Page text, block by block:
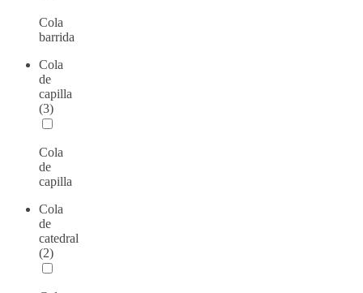
Cola
barrida
Cola
de
capilla
(3)
Cola
de
capilla
Cola
de
catedral
(2)